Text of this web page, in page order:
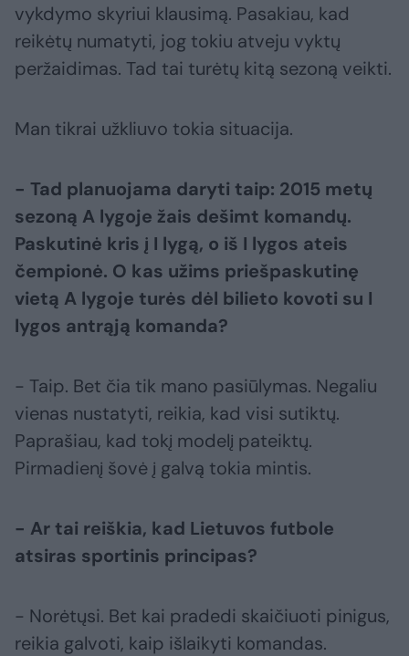
vykdymo skyriui klausimą. Pasakiau, kad
reikėtų numatyti, jog tokiu atveju vyktų
peržaidimas. Tad tai turėtų kitą sezoną veikti.
Man tikrai užkliuvo tokia situacija.
- Tad planuojama daryti taip: 2015 metų
sezoną A lygoje žais dešimt komandų.
Paskutinė kris į I lygą, o iš I lygos ateis
čempionė. O kas užims priešpaskutinę
vietą A lygoje turės dėl bilieto kovoti su I
lygos antrąją komanda?
- Taip. Bet čia tik mano pasiūlymas. Negaliu
vienas nustatyti, reikia, kad visi sutiktų.
Paprašiau, kad tokį modelį pateiktų.
Pirmadienį šovė į galvą tokia mintis.
- Ar tai reiškia, kad Lietuvos futbole
atsiras sportinis principas?
- Norėtųsi. Bet kai pradedi skaičiuoti pinigus,
reikia galvoti, kaip išlaikyti komandas.